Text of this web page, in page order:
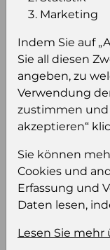
Sie müssen
sehen und/
Einloggen
Wählen Sie
Marketing
Indem Sie auf
Sie all diesen
angeben, zu
Verwendung
zustimmen und
akzeptieren“
Sie können
Cookies und
Erfassung und
Daten lesen,
Lesen Sie mehr